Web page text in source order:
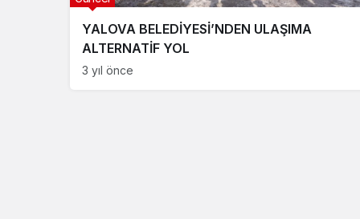
YALOVA BELEDİYESİ’NDEN ULAŞIMA
ALTERNATİF YOL
3 yıl önce